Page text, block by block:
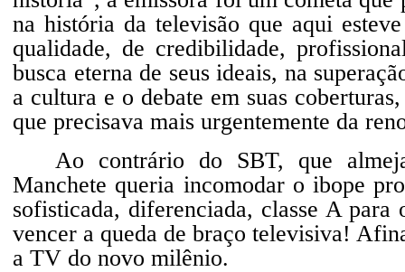
na história da televisão que aqui
qualidade, de credibilidade,
busca eterna de seus ideais, na
a cultura e o debate em suas
que precisava mais urgentemente da
Ao contrário do SBT, que
Manchete queria incomodar o ibope
sofisticada, diferenciada, classe A
vencer a queda de braço televisiva!
a TV do novo milênio.